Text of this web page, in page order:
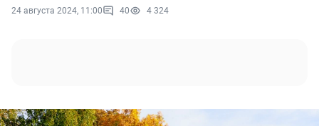
24 августа 2024, 11:00 40 4 324